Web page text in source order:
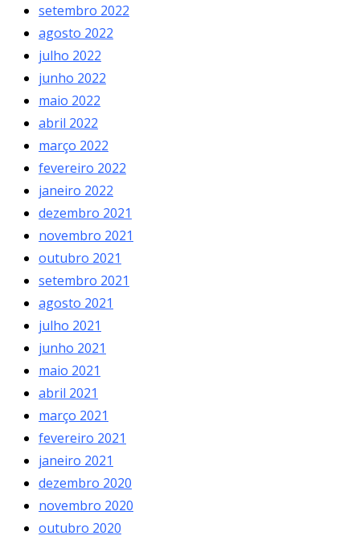
setembro 2022
agosto 2022
julho 2022
junho 2022
maio 2022
abril 2022
março 2022
fevereiro 2022
janeiro 2022
dezembro 2021
novembro 2021
outubro 2021
setembro 2021
agosto 2021
julho 2021
junho 2021
maio 2021
abril 2021
março 2021
fevereiro 2021
janeiro 2021
dezembro 2020
novembro 2020
outubro 2020